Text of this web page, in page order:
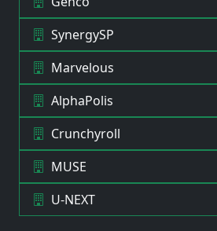
SynergySP
Marvelous
AlphaPolis
Crunchyroll
MUSE
U-NEXT